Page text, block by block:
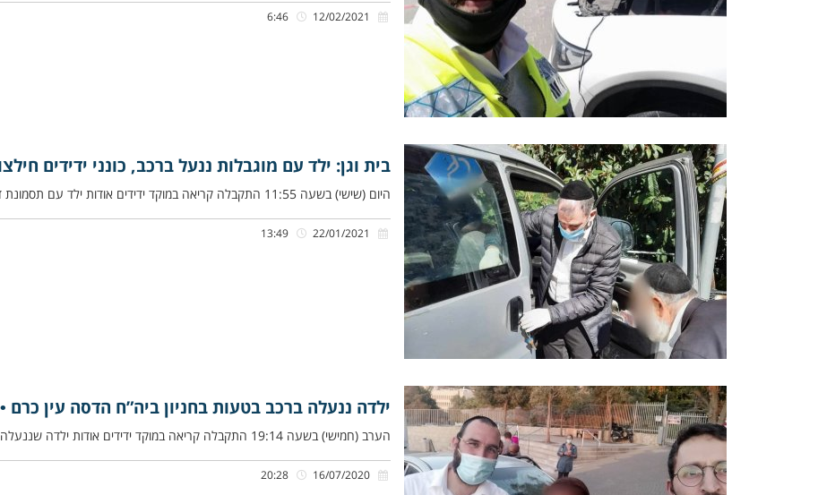
בית וגן: ילד עם מוגבלות ננעל ברכב, כונני ידידים
היום (שישי) בשעה 11:55 התקבלה קריאה במוקד ידידים אודות ילד עם תסמונת דאון שננעל בשגגה לעיני אביו ברחוב עוזיאל בשכונת
ילדה ננעלה ברכב בטעות בחניון ביה”ח הדסה עין כרם
הערב (חמישי) בשעה 19:14 התקבלה קריאה במוקד ידידים אודות ילדה שננעלה ברכב בשגגה לעיני אמה בחניון ביה”ח הדסה עין כרם